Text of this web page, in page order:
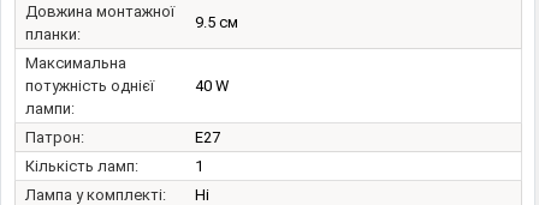
Довжина монтажної
планки:
9.5 см
Максимальна
потужність однієї
лампи:
40 W
Патрон:
E27
Кількість ламп:
1
Лампа у комплекті:
Ні